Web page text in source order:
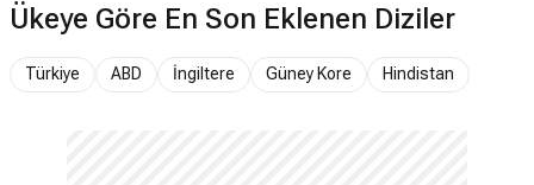
Ükeye Göre En Son Eklenen Diziler
Türkiye ABD İngiltere Güney Kore Hindistan